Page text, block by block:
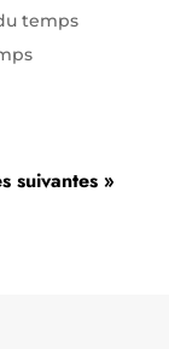
temps
suivantes »